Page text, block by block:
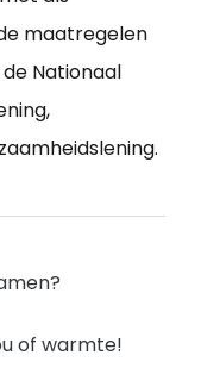
maatregelen
Nationaal
of warmte!